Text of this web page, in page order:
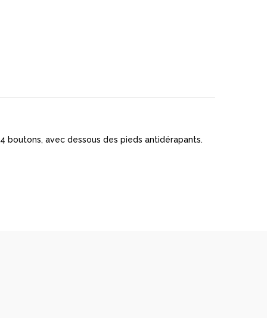
boutons, avec dessous des pieds antidérapants.